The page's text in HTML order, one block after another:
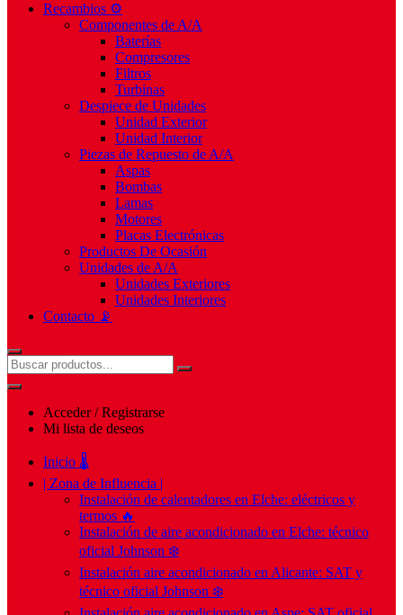
Recambios ⚙️
Componentes de A/A
Baterías
Compresores
Filtros
Turbinas
Despiece de Unidades
Unidad Exterior
Unidad Interior
Piezas de Repuesto de A/A
Aspas
Bombas
Lamas
Motores
Placas Electrónicas
Productos De Ocasión
Unidades de A/A
Unidades Exteriores
Unidades Interiores
Contacto 📡
Acceder / Registrarse
Mi lista de deseos
Inicio 🌡️
| Zona de Influencia |
Instalación de calentadores en Elche: eléctricos y
termos 🔥
Instalación de aire acondicionado en Elche: técnico
oficial Johnson ❄️
Instalación aire acondicionado en Alicante: SAT y
técnico oficial Johnson ❄️